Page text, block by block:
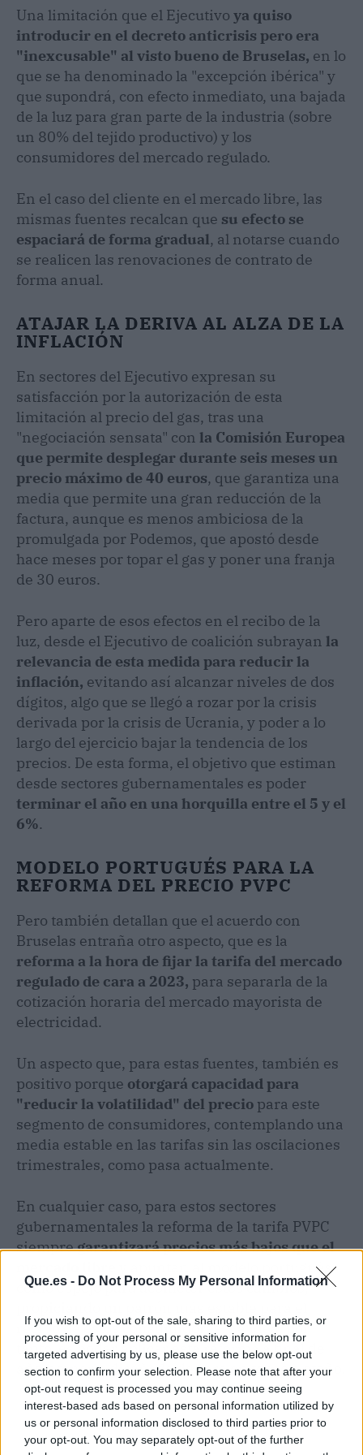
Que.es - Do Not Process My Personal Information
If you wish to opt-out of the sale, sharing to third parties, or
processing of your personal or sensitive information for
targeted advertising by us, please use the below opt-out
section to confirm your selection. Please note that after your
opt-out request is processed you may continue seeing
interest-based ads based on personal information utilized by
us or personal information disclosed to third parties prior to
your opt-out. You may separately opt-out of the further
Una limitación que el Ejecutivo ya quiso
introducir en el decreto anticrisis pero era
"inexcusable" al visto bueno de Bruselas, en lo
que se ha denominado la "excepción ibérica" y
que supondrá, con efecto inmediato, una bajada
de la luz para gran parte de la industria (sobre
un 80% del tejido productivo) y los
consumidores del mercado regulado.
En el caso del cliente en el mercado libre, las
mismas fuentes recalcan que su efecto se
espaciará de forma gradual, al notarse cuando
se realicen las renovaciones de contrato de
forma anual.
ATAJAR LA DERIVA AL ALZA DE LA
INFLACIÓN
En sectores del Ejecutivo expresan su
satisfacción por la autorización de esta
limitación al precio del gas, tras una
"negociación sensata" con la Comisión Europea
que permite desplegar durante seis meses un
precio máximo de 40 euros, que garantiza una
media que permite una gran reducción de la
factura, aunque es menos ambiciosa de la
promulgada por Podemos, que apostó desde
hace meses por topar el gas y poner una franja
de 30 euros.
Pero aparte de esos efectos en el recibo de la
luz, desde el Ejecutivo de coalición subrayan la
relevancia de esta medida para reducir la
inflación, evitando así alcanzar niveles de dos
dígitos, algo que se llegó a rozar por la crisis
derivada por la crisis de Ucrania, y poder a lo
largo del ejercicio bajar la tendencia de los
precios. De esta forma, el objetivo que estiman
desde sectores gubernamentales es poder
terminar el año en una horquilla entre el 5 y el
6%.
MODELO PORTUGUÉS PARA LA
REFORMA DEL PRECIO PVPC
Pero también detallan que el acuerdo con
Bruselas entraña otro aspecto, que es la
reforma a la hora de fijar la tarifa del mercado
regulado de cara a 2023, para separarla de la
cotización horaria del mercado mayorista de
electricidad.
Un aspecto que, para estas fuentes, también es
positivo porque otorgará capacidad para
"reducir la volatilidad" del precio para este
segmento de consumidores, contemplando una
media estable en las tarifas sin las oscilaciones
trimestrales, como pasa actualmente.
En cualquier caso, para estos sectores
gubernamentales la reforma de la tarifa PVPC
siempregarantizará precios más bajos que el
y apuntan al modelo portugués
como espejo para acometer estos cambios,
recibo de estos consumidores. La idea, por
tanto, es poder aplicar esta reforma a final de
año y tenerla diseñada de cara en torno a otoño.